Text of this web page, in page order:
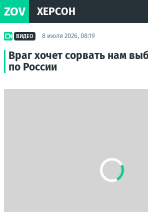
ZOV ХЕРСОН
ВИДЕО 8 июля 2026, 08:19
Враг хочет сорвать нам
по России